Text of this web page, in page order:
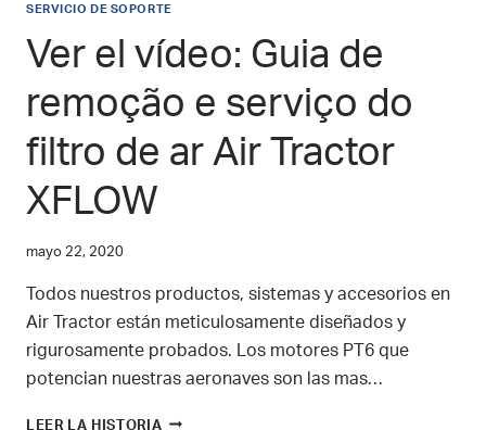
INTERPONGA
ENTRE
USTED
SU
AIR
TRACTOR
SERVICIO DE SOPORTE
Ver el vídeo: Guia de
remoção e serviço do
filtro de ar Air Tractor
XFLOW
mayo 22, 2020
Todos nuestros productos, sistemas y accesorios en
Air Tractor están meticulosamente diseñados y
rigurosamente probados. Los motores PT6 que
potencian nuestras aeronaves son las mas…
LEER LA HISTORIA VER